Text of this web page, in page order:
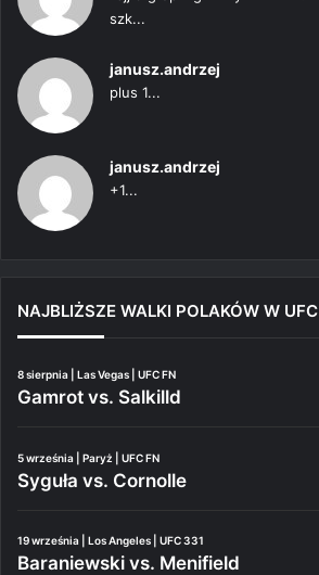
szk...
janusz.andrzej
plus 1...
janusz.andrzej
+1...
NAJBLIŻSZE WALKI POLAKÓW W UFC
8 sierpnia | Las Vegas | UFC FN
Gamrot vs. Salkilld
5 września | Paryż | UFC FN
Syguła vs. Cornolle
19 września | Los Angeles | UFC 331
Baraniewski vs. Menifield